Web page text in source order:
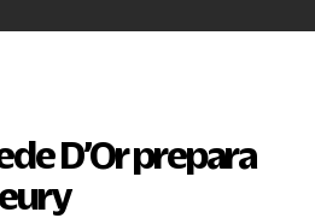
D’Or prepara